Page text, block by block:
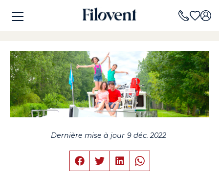
Dernière mise à jour 9 déc. 2022